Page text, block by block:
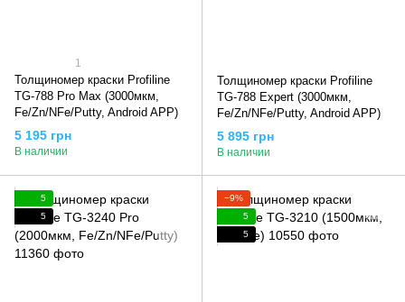
1
Толщиномер краски Profiline
TG-788 Pro Max (3000мкм,
Fe/Zn/NFe/Putty, Android APP)
5 195 грн
В наличии
Толщиномер краски Profiline
TG-788 Expert (3000мкм,
Fe/Zn/NFe/Putty, Android APP)
5 895 грн
В наличии
5
5
−9%
5
5